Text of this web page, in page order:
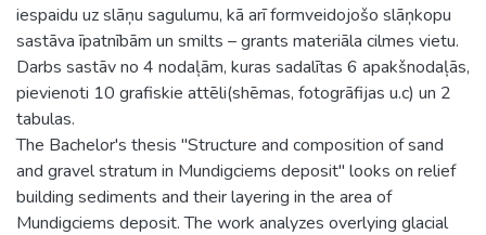
iespaidu uz slāņu sagulumu, kā arī formveidojošo slāņkopu
sastāva īpatnībām un smilts – grants materiāla cilmes vietu.
Darbs sastāv no 4 nodaļām, kuras sadalītas 6 apakšnodaļās,
pievienoti 10 grafiskie attēli(shēmas, fotogrāfijas u.c) un 2
tabulas.
The Bachelor's thesis "Structure and composition of sand
and gravel stratum in Mundigciems deposit" looks on relief
building sediments and their layering in the area of
Mundigciems deposit. The work analyzes overlying glacial